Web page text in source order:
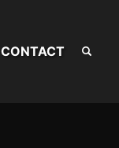
CONTACT